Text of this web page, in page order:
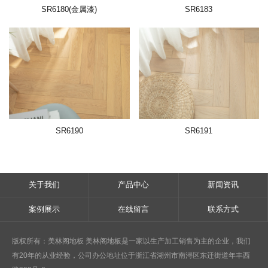
SR6180(金属漆) SR6183
SR6190 SR6191
关于我们 产品中心 新闻资讯
案例展示 在线留言 联系方式
版权所有： 美林阁地板 美林阁地板是一家以生产加工销售为主的企业，我们
有20年的从业经验，公司办公地址位于浙江省湖州市南浔区东迁街道年丰西